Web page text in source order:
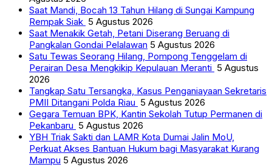
Saat Mandi, Bocah 13 Tahun Hilang di Sungai Kampung
Rempak Siak 5 Agustus 2026
Saat Menakik Getah, Petani Diserang Beruang di
Pangkalan Gondai Pelalawan 5 Agustus 2026
Satu Tewas Seorang Hilang, Pompong Tenggelam di
Perairan Desa Mengkikip Kepulauan Meranti 5 Agustus
2026
Tangkap Satu Tersangka, Kasus Penganiayaan Sekretaris
PMII Ditangani Polda Riau 5 Agustus 2026
Gegara Temuan BPK, Kantin Sekolah Tutup Permanen di
Pekanbaru 5 Agustus 2026
YBH Triak Sakti dan LAMR Kota Dumai Jalin MoU,
Perkuat Akses Bantuan Hukum bagi Masyarakat Kurang
Mampu 5 Agustus 2026